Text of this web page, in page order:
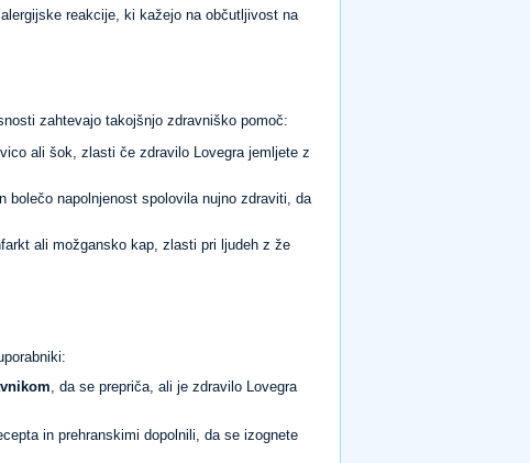
reakcije, ki kažejo na občutljivost na
zahtevajo takojšnjo zdravniško pomoč:
ali šok, zlasti če zdravilo Lovegra jemljete z
bolečo napolnjenost spolovila nujno zdraviti, da
ali možgansko kap, zlasti pri ljudeh z že
, da se prepriča, ali je zdravilo Lovegra
in prehranskimi dopolnili, da se izognete